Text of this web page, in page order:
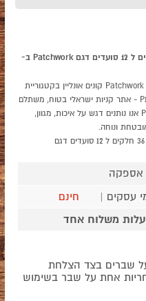
למה כדאי לקנות סט צלחות קורל 36 חלקים ל 12 סועדים דגם Patchwork ב-
סט צלחות קורל 36 חלקים ל 12 סועדים דגם Patchwork קונים אונליין בקטגוריית
צלחות Corelle במחלקת הכל למטבח בP1000 - אתר קניות ישראלי בטוח, משתלם
ונוח המציע מוצרים מומלצים במבצע. ב-P1000 אנו נותנים דגש על איכות, מגוון,
ונוחה.
אצלנו, קניות באינטרנט של סט צלחות קורל 36 חלקים ל 12 סועדים דגם
אספקה
חינם
על שברים בצד הצלחת
אחת על שבר בשימוש